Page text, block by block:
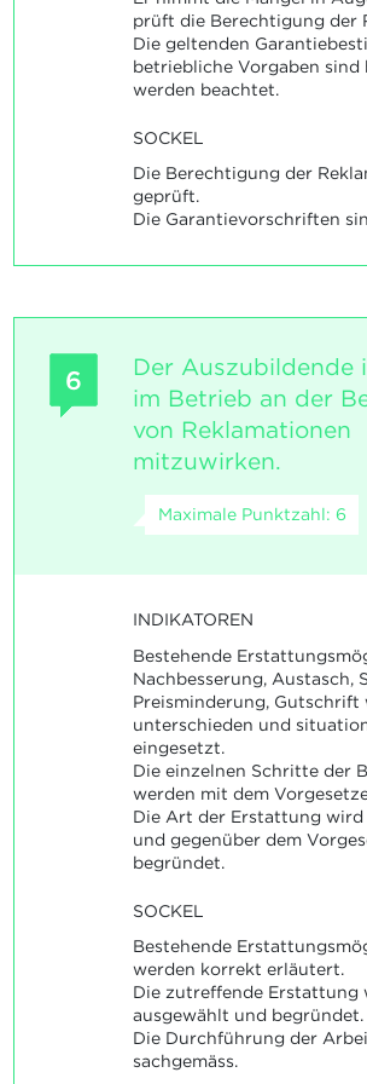
prüft die Berechtigung der
Die geltenden
betriebliche Vorgaben sind
werden beachtet.
SOCKEL
Die Berechtigung der
geprüft.
Die Garantievorschriften
6
Der Auszubildende
im Betrieb an der
von Reklamationen
mitzuwirken.
Maximale Punktzahl: 6
INDIKATOREN
Bestehende
Nachbesserung, Austasch,
Preisminderung, Gutschrift
unterschieden und
eingesetzt.
Die einzelnen Schritte der
werden mit dem
Die Art der Erstattung wird
und gegenüber dem
begründet.
SOCKEL
Bestehende
werden korrekt erläutert.
Die zutreffende Erstattung
ausgewählt und begründet.
Die Durchführung der
sachgemäss.